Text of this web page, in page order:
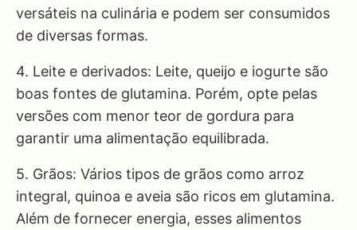
versáteis na culinária e podem ser consumidos
de diversas formas.
4. Leite e derivados: Leite, queijo e iogurte são
boas fontes de glutamina. Porém, opte pelas
versões com menor teor de gordura para
garantir uma alimentação equilibrada.
5. Grãos: Vários tipos de grãos como arroz
integral, quinoa e aveia são ricos em glutamina.
Além de fornecer energia, esses alimentos